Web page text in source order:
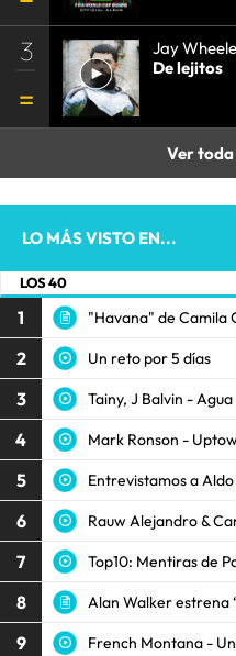
3
Jay
De lejitos
Ver
LO MÁS VISTO EN...
LOS 40
1 "Havana" de Camila
2 Un reto por 5 días
3 Tainy, J Balvin - Agua
4 Mark Ronson -
5 Entrevistamos a Aldo
6 Rauw Alejandro &
7 Top10: Mentiras de
8 Alan Walker estrena
9 French Montana -